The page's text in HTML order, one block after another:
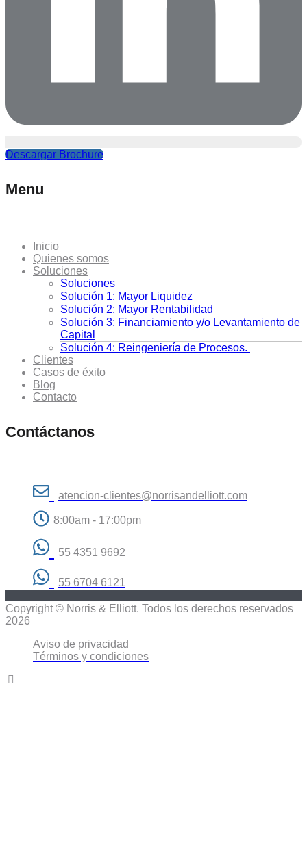
Descargar Brochure
Menu
Inicio
Quienes somos
Soluciones
Soluciones
Solución 1: Mayor Liquidez
Solución 2: Mayor Rentabilidad
Solución 3: Financiamiento y/o Levantamiento de
Capital
Solución 4: Reingeniería de Procesos.
Clientes
Casos de éxito
Blog
Contacto
Contáctanos
atencion-clientes@norrisandelliott.com
8:00am - 17:00pm
55 4351 9692
55 6704 6121
Copyright © Norris & Elliott. Todos los derechos reservados
2026
Aviso de privacidad
Términos y condiciones